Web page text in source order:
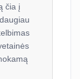
čia į